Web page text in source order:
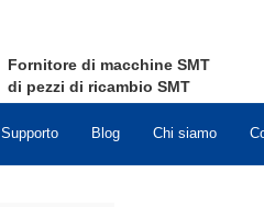
Fornitore di macchine SMT
di pezzi di ricambio SMT
Supporto Blog Chi siamo